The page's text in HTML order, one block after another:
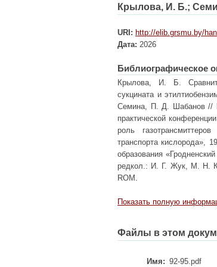
Крылова, И. Б.;
URI: http://elib.grsmu.by/
Дата: 2026
Библиографическое
Крылова, И. Б.
сукцината и
Семина, П. Д. Шабанов //
практической
роль
транспорта кислорода»,
образования
редкол.: И. Г. Жук, М. Н.
ROM.
Показать полную
Файлы в этом
Имя: 92-95.pdf